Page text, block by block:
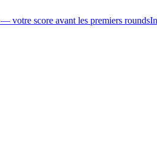
— votre score avant les premiers rounds